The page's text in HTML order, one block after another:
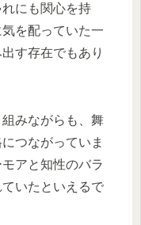
にも関心を持
を配っていた一
す存在でもあり
みながらも、舞
つながっていま
アと知性のバラ
いたといえるで